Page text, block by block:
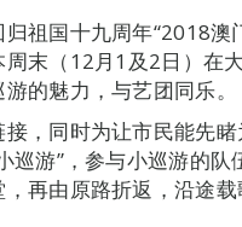
祖国十九周年“2018
末（12月1及2日）在
的魅力，与艺团同乐。
，同时为让市民能先
巡游”，参与小巡游的
再由原路折返，沿途